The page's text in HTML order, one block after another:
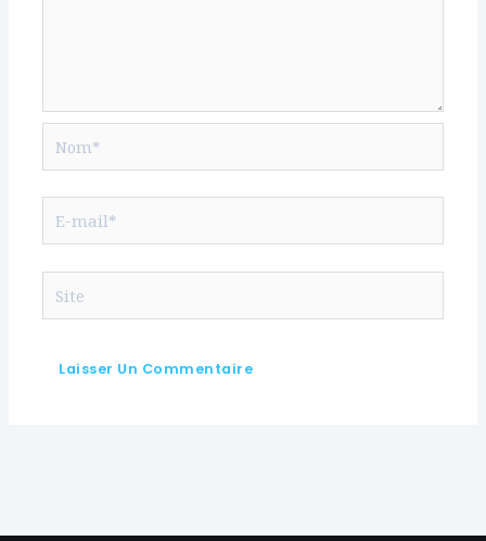
mail*